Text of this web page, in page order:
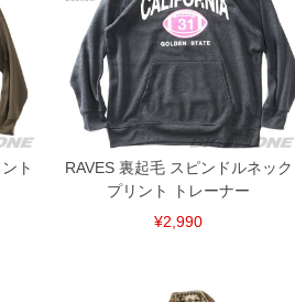
間以内にご連絡ください。
質上、返品交換不可とさせて頂いております。予め
】
（裾上げ無料対象商品は1本につき税込6,000円以
品は有料（500円+税）となります。）
可となりますので、予めご了承下さい。
がございます。また、お客様がご使用の環境（コ
ト
RAVES 裏起毛 スピンドルネック
プリント トレーナー
¥2,990